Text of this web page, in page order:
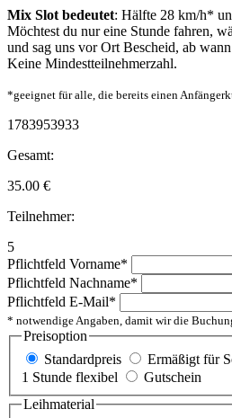
Mix Slot bedeutet: Hälfte 28 km/h*
Möchtest du nur eine Stunde fahren,
und sag uns vor Ort Bescheid, ab
Keine Mindestteilnehmerzahl.
*geeignet für alle, die bereits einen
1783953933
Gesamt:
35.00 €
Teilnehmer:
5
Pflichtfeld Vorname*
Pflichtfeld Nachname*
Pflichtfeld E-Mail*
* notwendige Angaben, damit wir die
Preisoption
Standardpreis
Ermäßigt für
1 Stunde flexibel
Gutschein
Leihmaterial